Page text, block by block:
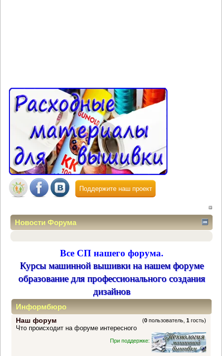
Поддержите наш проект
Новости Форума
Все СП нашего форума.
Курсы машинной вышивки на нашем форуме
образование для профессионального создания
дизайнов
Информбюро
Наш форум (0 пользователь,1 гость)
Что происходит на форуме интересного
При поддержке: